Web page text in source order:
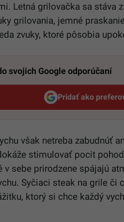
Letná grilovačka sa stáva
grilovania, jemné
zvuky, ktoré pôsobia
svojich Google odporúčaní
Pridať ako
však netreba zabudnúť
stimulovať pocit
v sebe prirodzene spájajú
Syčiaci steak na grile či
ktorý si chce každý